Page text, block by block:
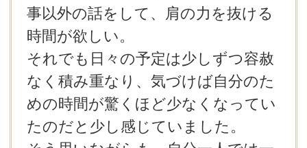
事以外の話をして、肩の力を抜ける
時間が欲しい。
それでも日々の予定は少しずつ容赦
なく積み重なり、気づけば自分のた
めの時間が驚くほど少なくなってい
たのだと少し感じていました。